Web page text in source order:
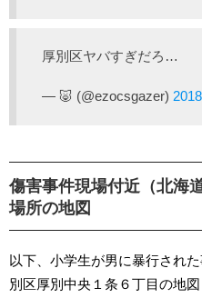
厚別区ヤバすぎだろ…
— 🐷 (@ezocsgazer)
傷害事件現場付近（北海
場所の地図
以下、小学生が男に暴行され
別区厚別中央１条６丁目の地図